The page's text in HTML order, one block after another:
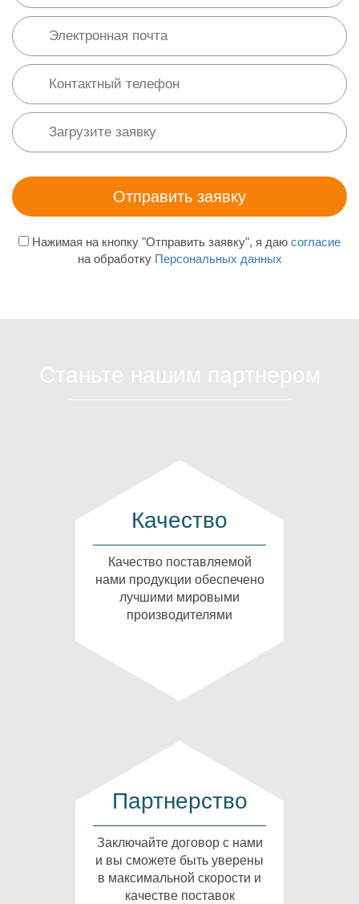
Нажимая на кнопку "Отправить заявку", я даю согласие
на обработку Персональных данных
Качество
Качество поставляемой
нами продукции обеспечено
лучшими мировыми
производителями
Партнерство
Заключайте договор с нами
и вы сможете быть уверены
в максимальной скорости и
качестве поставок